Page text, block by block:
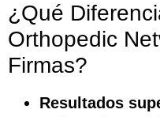
¿Qué
Orthopedic
Firmas?
Resultados